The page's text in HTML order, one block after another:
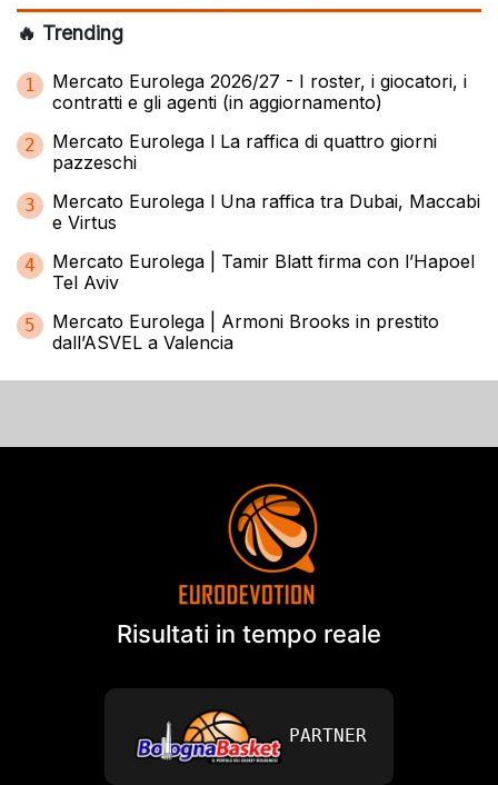
🔥 Trending
1
Mercato Eurolega 2026/27 - I roster, i giocatori, i
contratti e gli agenti (in aggiornamento)
2
Mercato Eurolega l La raffica di quattro giorni
pazzeschi
3
Mercato Eurolega l Una raffica tra Dubai, Maccabi
e Virtus
4
Mercato Eurolega | Tamir Blatt firma con l’Hapoel
Tel Aviv
5
Mercato Eurolega | Armoni Brooks in prestito
dall’ASVEL a Valencia
Risultati in tempo reale
PARTNER